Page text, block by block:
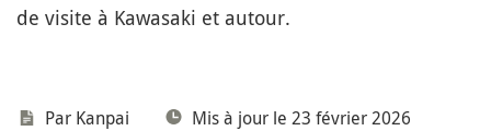
de visite à Kawasaki et autour.
Par Kanpai
Mis à jour le 23 février 2026